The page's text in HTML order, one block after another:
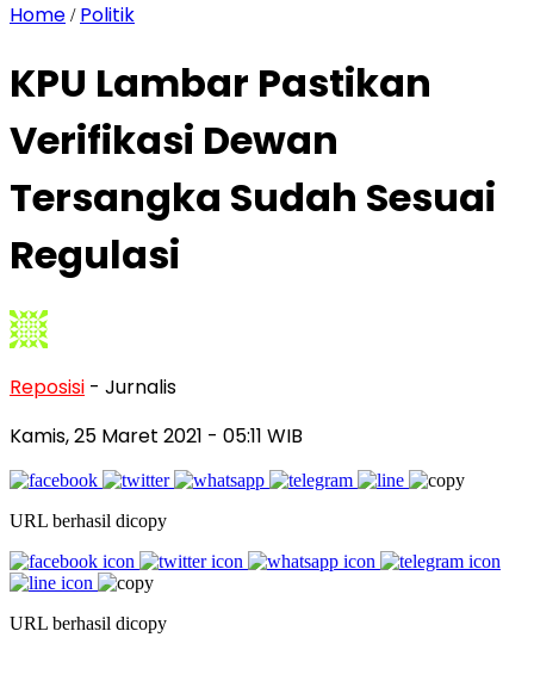
Home / Politik
KPU Lambar Pastikan
Verifikasi Dewan
Tersangka Sudah Sesuai
Regulasi
Reposisi - Jurnalis
Kamis, 25 Maret 2021 - 05:11 WIB
URL berhasil dicopy
URL berhasil dicopy